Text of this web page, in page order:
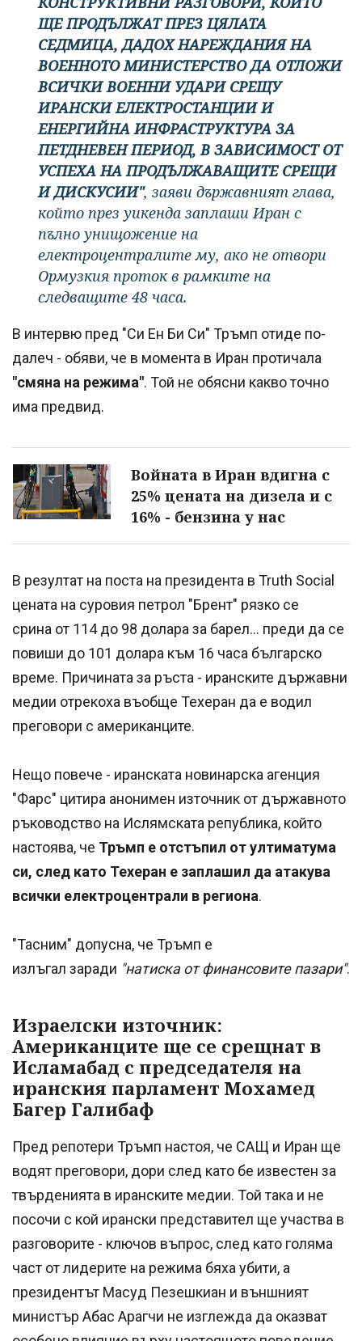
ЩЕ ПРОДЪЛЖАТ ПРЕЗ ЦЯЛАТА
СЕДМИЦА, ДАДОХ НАРЕЖДАНИЯ НА
ВОЕННОТО МИНИСТЕРСТВО ДА ОТЛОЖИ
ВСИЧКИ ВОЕННИ УДАРИ СРЕЩУ
ИРАНСКИ ЕЛЕКТРОСТАНЦИИ И
ЕНЕРГИЙНА ИНФРАСТРУКТУРА ЗА
ПЕТДНЕВЕН ПЕРИОД, В ЗАВИСИМОСТ ОТ
УСПЕХА НА ПРОДЪЛЖАВАЩИТЕ СРЕЩИ
И ДИСКУСИИ", заяви държавният глава,
който през уикенда заплаши Иран с
пълно унищожение на
електроцентралите му, ако не отвори
Ормузкия проток в рамките на
следващите 48 часа.
В интервю пред "Си Ен Би Си" Тръмп отиде по-
далеч - обяви, че в момента в Иран протичала
"смяна на режима". Той не обясни какво точно
има предвид.
Войната в Иран вдигна с
25% цената на дизела и с
16% - бензина у нас
В резултат на поста на президента в Truth Social
цената на суровия петрол "Брент" рязко се
срина от 114 до 98 долара за барел... преди да се
повиши до 101 долара към 16 часа българско
време. Причината за ръста - иранските държавни
медии отрекоха въобще Техеран да е водил
преговори с американците.
Нещо повече - иранската новинарска агенция
"Фарс" цитира анонимен източник от държавното
ръководство на Ислямската република, който
настоява, че Тръмп е отстъпил от ултиматума
си, след като Техеран е заплашил да атакува
всички електроцентрали в региона.
"Тасним" допусна, че Тръмп е
излъгал заради "натиска от финансовите пазари".
Израелски източник:
Американците ще се срещнат в
Исламабад с председателя на
иранския парламент Мохамед
Багер Галибаф
Пред репотери Тръмп настоя, че САЩ и Иран ще
водят преговори, дори след като бе известен за
твърденията в иранските медии. Той така и не
посочи с кой ирански представител ще участва в
разговорите - ключов въпрос, след като голяма
част от лидерите на режима бяха убити, а
президентът Масуд Пезешкиан и външният
министър Абас Арагчи не изглежда да оказват